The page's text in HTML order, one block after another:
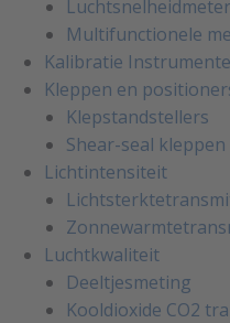
Multifunctionele
Kalibratie
Kleppen en
Klepstandstellers
Shear-seal kleppen
Lichtintensiteit
Luchtkwaliteit
Deeltjesmeting
Kooldioxide CO2